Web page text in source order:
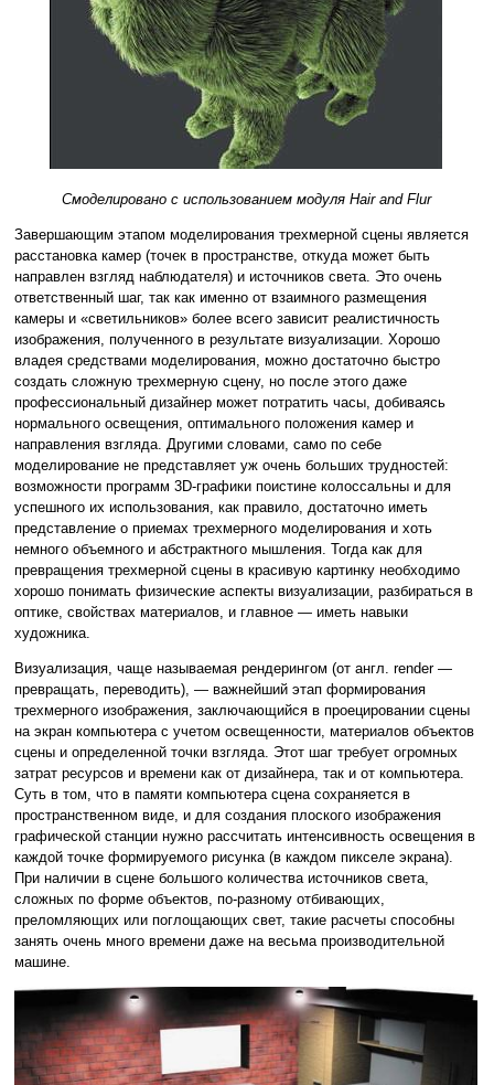
Смоделировано с использованием модуля Hair and Flur
Завершающим этапом моделирования трехмерной сцены является
расстановка камер (точек в пространстве, откуда может быть
направлен взгляд наблюдателя) и источников света. Это очень
ответственный шаг, так как именно от взаимного размещения
камеры и «светильников» более всего зависит реалистичность
изображения, полученного в результате визуализации. Хорошо
владея средствами моделирования, можно достаточно быстро
создать сложную трехмерную сцену, но после этого даже
профессиональный дизайнер может потратить часы, добиваясь
нормального освещения, оптимального положения камер и
направления взгляда. Другими словами, само по себе
моделирование не представляет уж очень больших трудностей:
возможности программ 3D-графики поистине колоссальны и для
успешного их использования, как правило, достаточно иметь
представление о приемах трехмерного моделирования и хоть
немного объемного и абстрактного мышления. Тогда как для
превращения трехмерной сцены в красивую картинку необходимо
хорошо понимать физические аспекты визуализации, разбираться в
оптике, свойствах материалов, и главное — иметь навыки
художника.
Визуализация, чаще называемая рендерингом (от англ. render —
превращать, переводить), — важнейший этап формирования
трехмерного изображения, заключающийся в проецировании сцены
на экран компьютера с учетом освещенности, материалов объектов
сцены и определенной точки взгляда. Этот шаг требует огромных
затрат ресурсов и времени как от дизайнера, так и от компьютера.
Суть в том, что в памяти компьютера сцена сохраняется в
пространственном виде, и для создания плоского изображения
графической станции нужно рассчитать интенсивность освещения в
каждой точке формируемого рисунка (в каждом пикселе экрана).
При наличии в сцене большого количества источников света,
сложных по форме объектов, по-разному отбивающих,
преломляющих или поглощающих свет, такие расчеты способны
занять очень много времени даже на весьма производительной
машине.